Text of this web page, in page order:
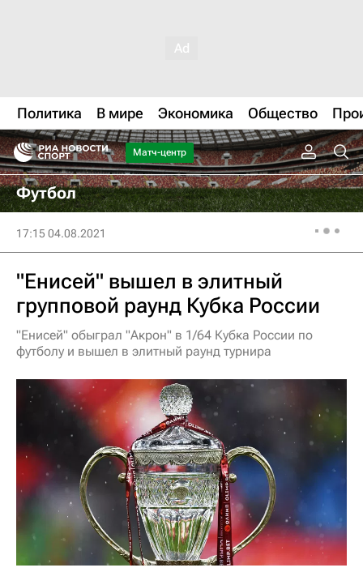
Политика В мире Экономика Общество
Матч-центр
Футбол
17:15 04.08.2021
"Енисей" вышел в элитный
групповой раунд Кубка России
"Енисей" обыграл "Акрон" в 1/64 Кубка России по
футболу и вышел в элитный раунд турнира